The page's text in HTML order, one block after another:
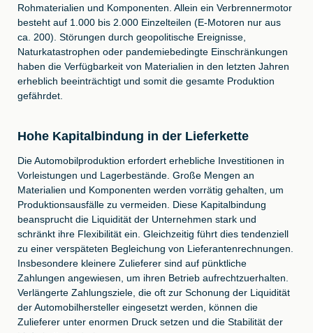
Rohmaterialien und Komponenten. Allein ein Verbrennermotor
besteht auf 1.000 bis 2.000 Einzelteilen (E-Motoren nur aus
ca. 200). Störungen durch geopolitische Ereignisse,
Naturkatastrophen oder pandemiebedingte Einschränkungen
haben die Verfügbarkeit von Materialien in den letzten Jahren
erheblich beeinträchtigt und somit die gesamte Produktion
gefährdet.
Hohe Kapitalbindung in der Lieferkette
Die Automobilproduktion erfordert erhebliche Investitionen in
Vorleistungen und Lagerbestände. Große Mengen an
Materialien und Komponenten werden vorrätig gehalten, um
Produktionsausfälle zu vermeiden. Diese Kapitalbindung
beansprucht die Liquidität der Unternehmen stark und
schränkt ihre Flexibilität ein. Gleichzeitig führt dies tendenziell
zu einer verspäteten Begleichung von Lieferantenrechnungen.
Insbesondere kleinere Zulieferer sind auf pünktliche
Zahlungen angewiesen, um ihren Betrieb aufrechtzuerhalten.
Verlängerte Zahlungsziele, die oft zur Schonung der Liquidität
der Automobilhersteller eingesetzt werden, können die
Zulieferer unter enormen Druck setzen und die Stabilität der